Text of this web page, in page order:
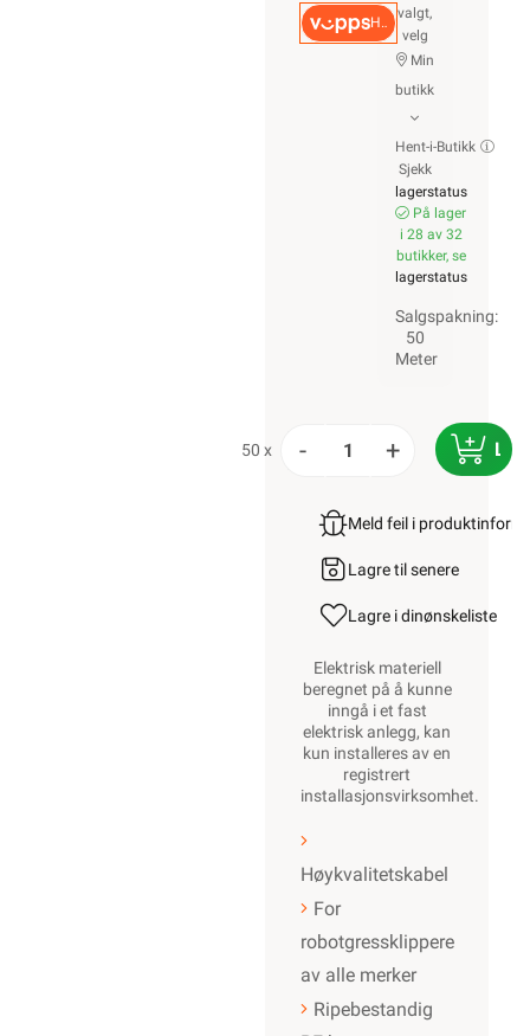
Hurtigkasse
valgt,
velg
Min
butikk
Hent-i-Butikk
Sjekk
lagerstatus
På lager
i 28 av 32
butikker, se
lagerstatus
Salgspakning:
50
Meter
50 x - +
Meld feil i
Lagre til senere
Lagre i dinønskeliste
Elektrisk materiell
beregnet på å kunne
inngå i et fast
elektrisk anlegg, kan
kun installeres av en
registrert
installasjonsvirksomhet.
Høykvalitetskabel
For
robotgressklippere
av alle merker
Ripebestandig